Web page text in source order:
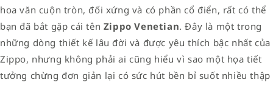
hoa văn cuộn tròn, đối xứng và có phần cổ điển, rất có thể
bạn đã bắt gặp cái tên Zippo Venetian. Đây là một trong
những dòng thiết kế lâu đời và được yêu thích bậc nhất của
Zippo, nhưng không phải ai cũng hiểu vì sao một họa tiết
tưởng chừng đơn giản lại có sức hút bền bỉ suốt nhiều thập